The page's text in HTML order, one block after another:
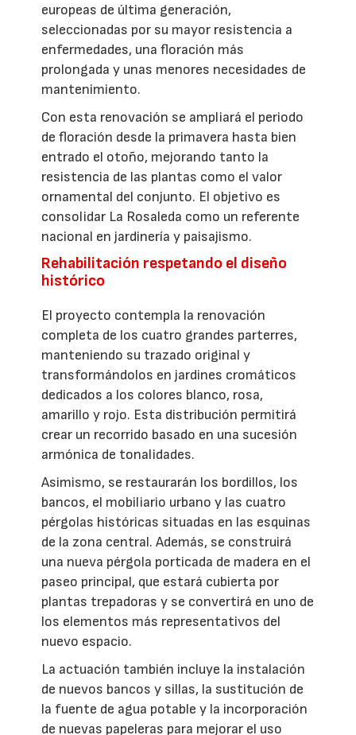
europeas de última generación,
seleccionadas por su mayor resistencia a
enfermedades, una floración más
prolongada y unas menores necesidades de
mantenimiento.
Con esta renovación se ampliará el periodo
de floración desde la primavera hasta bien
entrado el otoño, mejorando tanto la
resistencia de las plantas como el valor
ornamental del conjunto. El objetivo es
consolidar La Rosaleda como un referente
nacional en jardinería y paisajismo.
Rehabilitación respetando el diseño
histórico
El proyecto contempla la renovación
completa de los cuatro grandes parterres,
manteniendo su trazado original y
transformándolos en jardines cromáticos
dedicados a los colores blanco, rosa,
amarillo y rojo. Esta distribución permitirá
crear un recorrido basado en una sucesión
armónica de tonalidades.
Asimismo, se restaurarán los bordillos, los
bancos, el mobiliario urbano y las cuatro
pérgolas históricas situadas en las esquinas
de la zona central. Además, se construirá
una nueva pérgola porticada de madera en el
paseo principal, que estará cubierta por
plantas trepadoras y se convertirá en uno de
los elementos más representativos del
nuevo espacio.
La actuación también incluye la instalación
de nuevos bancos y sillas, la sustitución de
la fuente de agua potable y la incorporación
de nuevas papeleras para mejorar el uso